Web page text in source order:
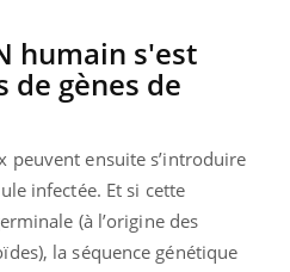
humain s'est
de gènes de
peuvent ensuite s’introduire
infectée. Et si cette
(à l’origine des
la séquence génétique